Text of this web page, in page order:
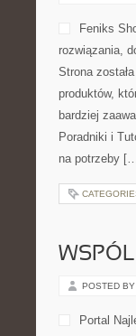
Feniks
rozwiązania,
Strona
produktów,
bardziej
Poradniki i
na potrzeby
POSTED BY
Portal